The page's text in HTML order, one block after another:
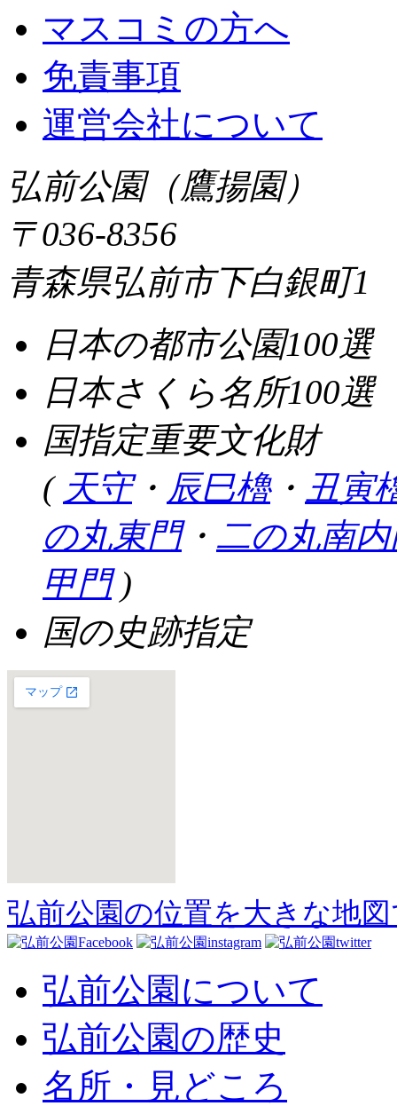
マスコミの方へ
免責事項
運営会社について
弘前公園（鷹揚園）
〒036-8356
青森県弘前市下白銀町1
日本の都市公園100選
日本さくら名所100選
国指定重要文化財
( 天守・ 辰巳櫓・ 丑寅
の丸東門・ 二の丸南
甲門)
国の史跡指定
弘前公園の位置を大きな地
弘前公園について
弘前公園の歴史
名所・見どころ